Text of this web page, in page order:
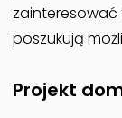
zainteresować
poszukują
Projekt